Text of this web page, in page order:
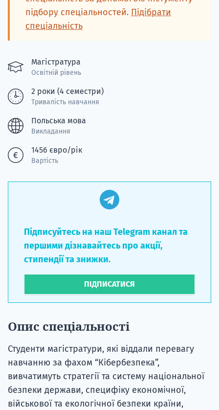
підбору спеціальностей. Підібрати
спеціальність
Магістратура
Освітній рівень
2 роки (4 семестри)
Тривалість навчання
Польська мова
Викладання
1456 євро/рік
Вартість
Підписуйтесь на наш Telegram канал та
першими дізнавайтесь про акції,
стипендії та знижки.
ПІДПИСАТИСЯ
Опис спеціальності
Студенти магістратури, які віддали перевагу
навчанню за фахом “Кібербезпека”,
вивчатимуть стратегії та систему національної
безпеки держави, специфіку економічної,
військової та екологічної безпеки країни,